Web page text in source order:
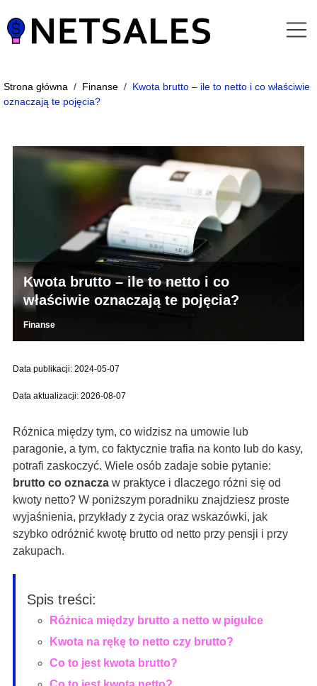
Strona główna / Finanse / Kwota brutto – ile to netto i co właściwie
oznaczają te pojęcia?
Kwota brutto – ile to netto i co
właściwie oznaczają te pojęcia?
Finanse
Data publikacji: 2024-05-07
Data aktualizacji: 2026-08-07
Różnica między tym, co widzisz na umowie lub
paragonie, a tym, co faktycznie trafia na konto lub do kasy,
potrafi zaskoczyć. Wiele osób zadaje sobie pytanie:
brutto co oznaczaw praktyce i dlaczego różni się od
kwoty netto? W poniższym poradniku znajdziesz proste
wyjaśnienia, przykłady z życia oraz wskazówki, jak
szybko odróżnić kwotę brutto od netto przy pensji i przy
zakupach.
Spis treści:
Różnica między brutto a netto w pigułce
Kwota na rękę to netto czy brutto?
Co to jest kwota brutto?